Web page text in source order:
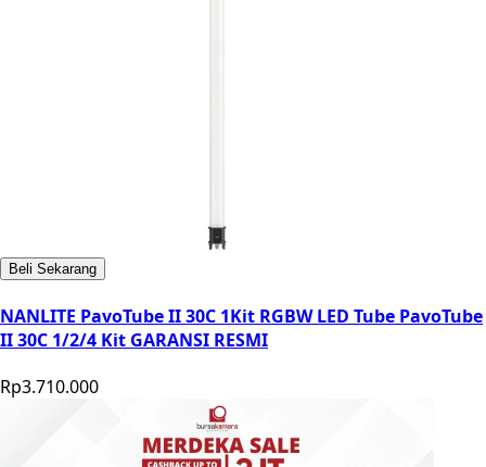
Beli Sekarang
NANLITE PavoTube II 30C 1Kit RGBW LED Tube PavoTube
II 30C 1/2/4 Kit GARANSI RESMI
Rp3.710.000